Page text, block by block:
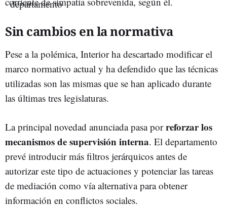
Sin cambios en la normativa
Pese a la polémica, Interior ha descartado modificar el
marco normativo actual y ha defendido que las técnicas
utilizadas son las mismas que se han aplicado durante
las últimas tres legislaturas.
La principal novedad anunciada pasa porreforzar los
mecanismos de supervisión interna. El departamento
prevé introducir más filtros jerárquicos antes de
autorizar este tipo de actuaciones y potenciar las tareas
de mediación como vía alternativa para obtener
información en conflictos sociales.